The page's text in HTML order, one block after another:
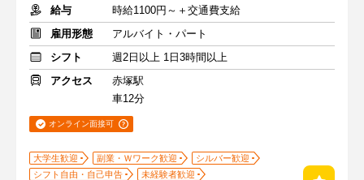
給与
時給1100円～＋交通費支給
雇用形態
アルバイト・パート
シフト
週2日以上 1日3時間以上
アクセス
赤塚駅
車12分
オンライン面接可
大学生歓迎 副業・Ｗワーク歓迎
シルバー歓迎
シフト自由・自己申告
未経験者歓迎